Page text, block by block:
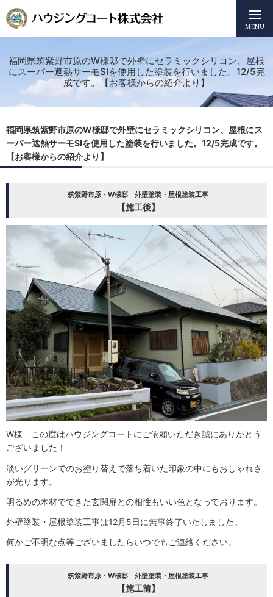
MENU
福岡県筑紫野市原のW様邸で外壁にセラミックシリコン、屋根
にスーパー遮熱サーモSIを使用した塗装を行いました。12/5完
成です。【お客様からの紹介より】
福岡県筑紫野市原のW様邸で外壁にセラミックシリコン、屋根にス
ーパー遮熱サーモSIを使用した塗装を行いました。12/5完成です。
【お客様からの紹介より】
筑紫野市原・W様邸 外壁塗装・屋根塗装工事
【施工後】
W様 この度はハウジングコートにご依頼いただき誠にありがとう
ございました！
淡いグリーンでのお塗り替えで落ち着いた印象の中にもおしゃれさ
が光ります。
明るめの木材でできた玄関扉との相性もいい色となっております。
外壁塗装・屋根塗装工事は12月5日に無事終了いたしました。
何かご不明な点等ございましたらいつでもご連絡ください。
筑紫野市原・W様邸 外壁塗装・屋根塗装工事
【施工前】